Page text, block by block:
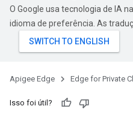
O Google usa tecnologia de IA
idioma de preferência. As
Apigee Edge Edge for Private
Isso foi útil?